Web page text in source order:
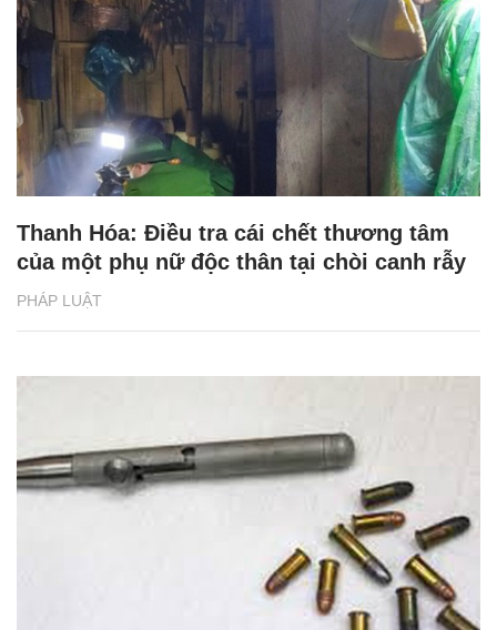
PHÁP LUẬT
Thanh Hóa: Điều tra cái chết thương tâm
của một phụ nữ độc thân tại chòi canh rẫy